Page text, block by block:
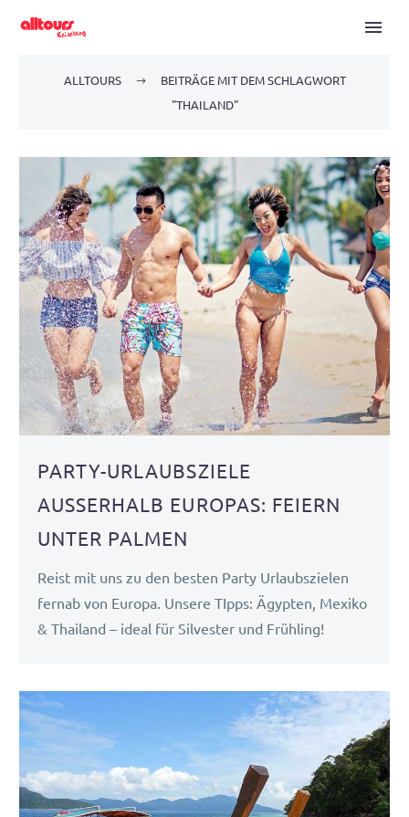
ALLTOURS
BEITRÄGE MIT DEM SCHLAGWORT
"THAILAND"
PARTY-URLAUBSZIELE
AUSSERHALB EUROPAS: FEIERN U
NTER PALMEN
Reist mit uns zu den besten Party Urlaubszielen
fernab von Europa. Unsere TIpps: Ägypten, Mexiko
& Thailand – ideal für Silvester und Frühling!